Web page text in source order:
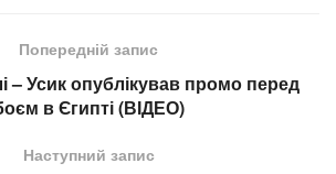
Попередній запис
– Усик опублікував промо перед
в Єгипті (ВІДЕО)
Наступний запис